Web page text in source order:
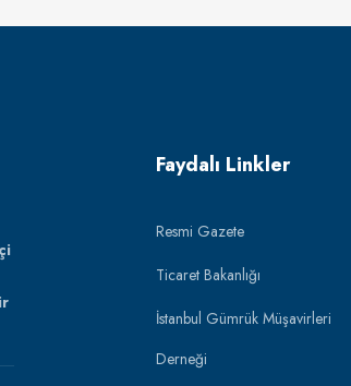
Faydalı Linkler
Resmi Gazete
Ticaret Bakanlığı
İstanbul Gümrük Müşavirleri
Derneği